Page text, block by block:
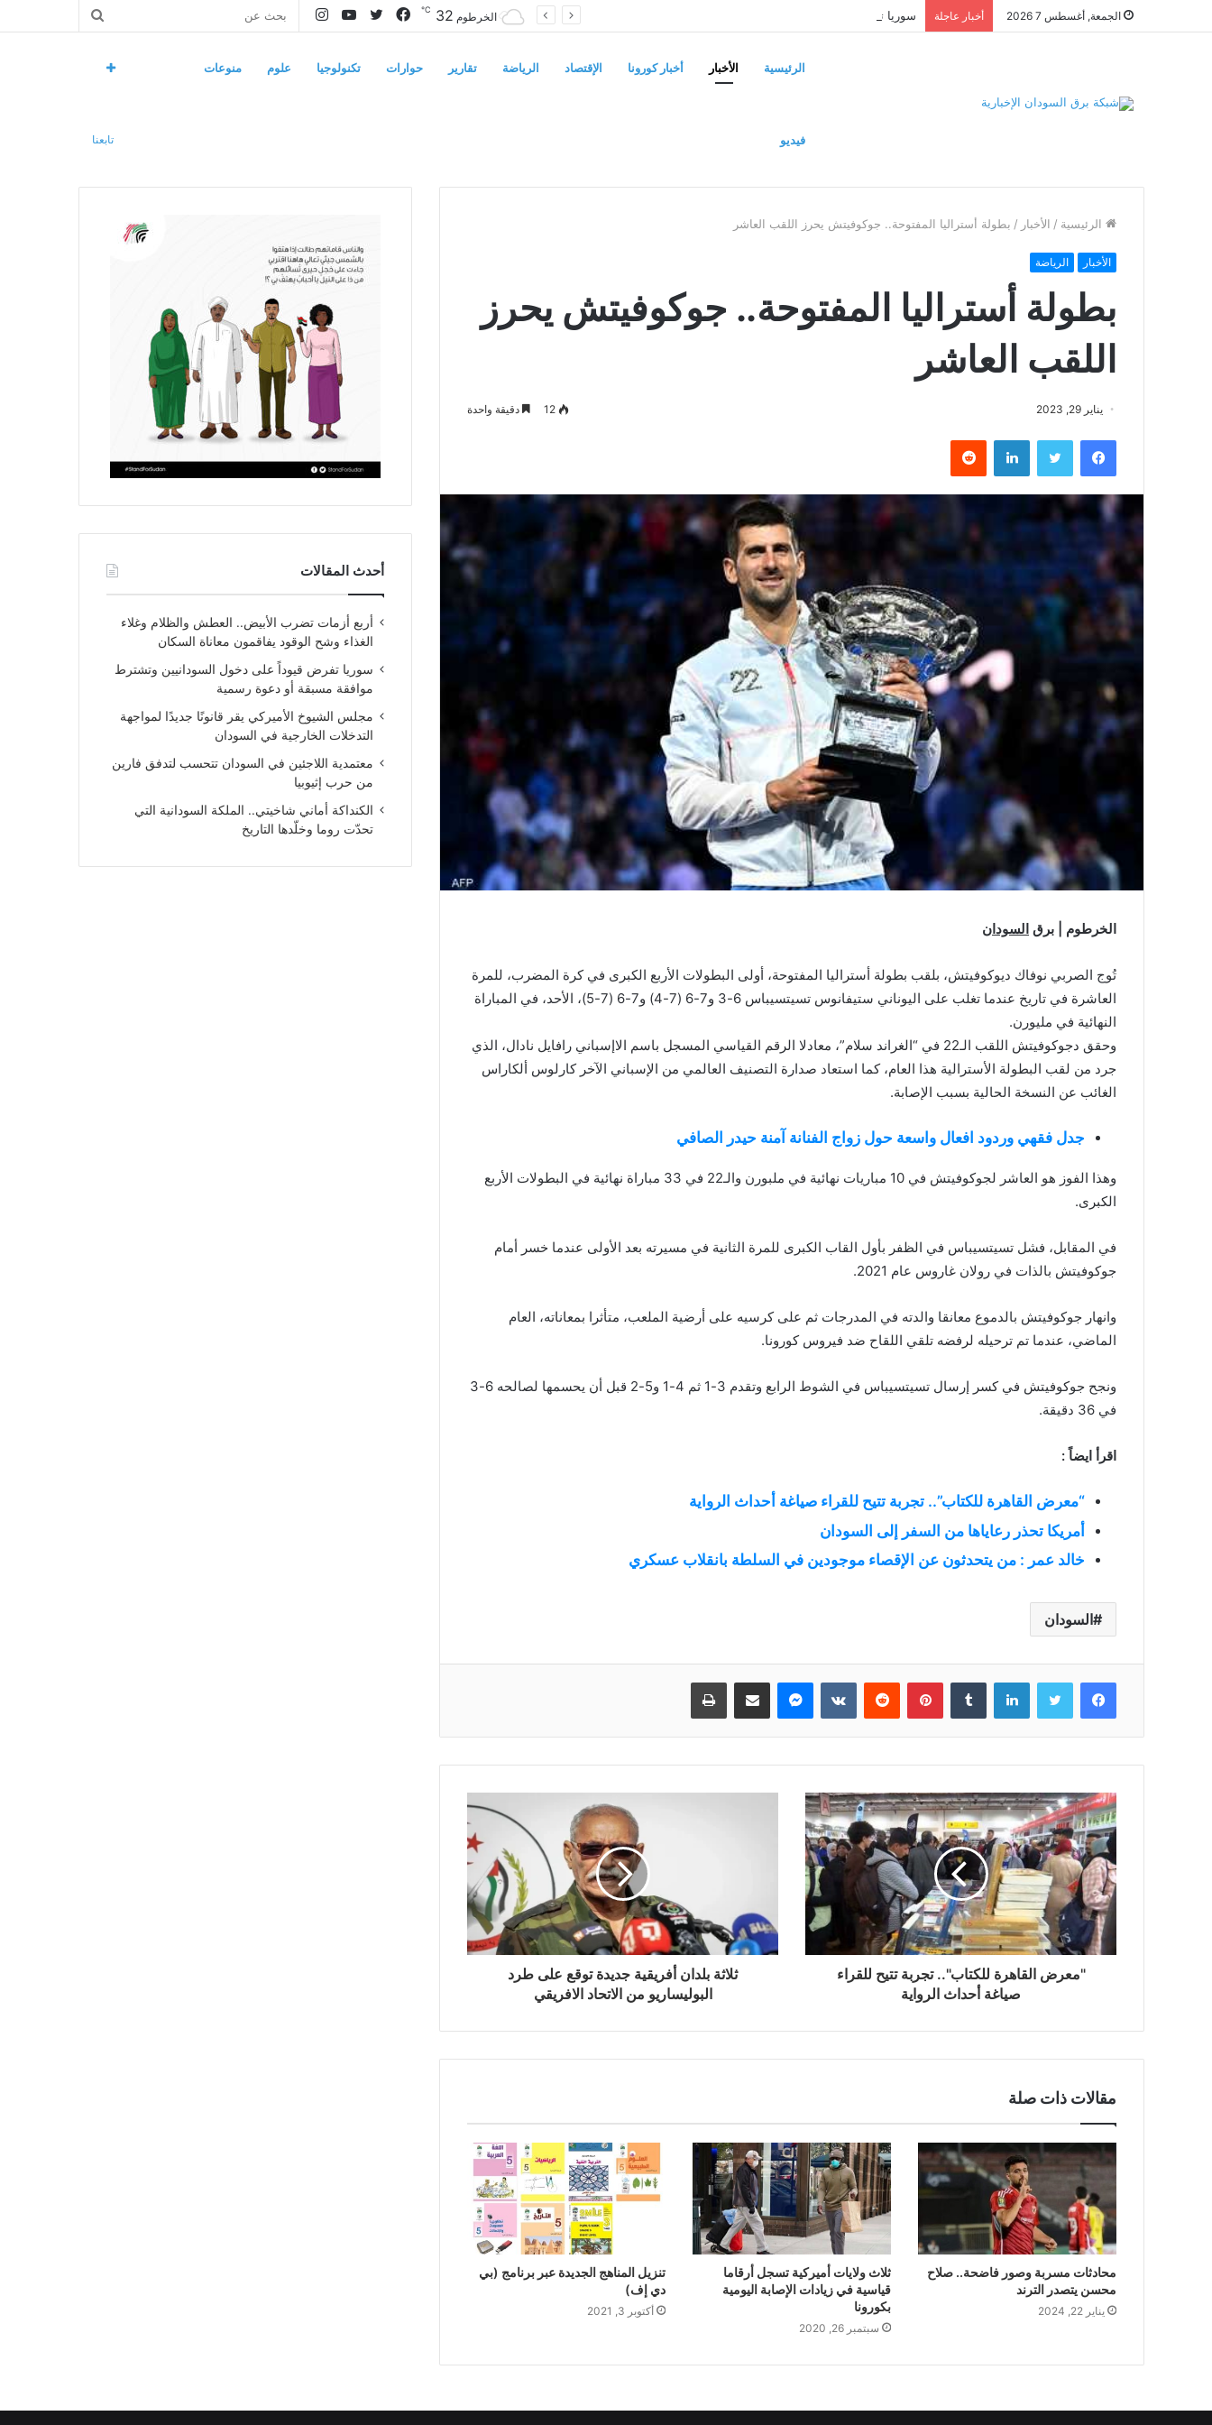
الجمعة, أغسطس 7 2026 أخبار عاجلة
بحث
انستقراميوتيوبتويتر
فيسبوك الخرطوم 32
℃
الرئيسية الأخبار أخبار كورونا الإقتصاد الرياضة تقارير حوارات تكنولوجيا علوم منوعات
فيديو تابعنا
الرئيسية / الأخبار / بطولة أستراليا المفتوحة.. جوكوفيتش يحرز اللقب العاشر
الأخبار الرياضة
بطولة أستراليا المفتوحة.. جوكوفيتش يحرز
اللقب العاشر
يناير 29, 2023 12 دقيقة واحدة
فيسبوك تويتر لينكدإن
الخرطوم | برق السودان
تُوج الصربي نوفاك ديوكوفيتش، بلقب بطولة أستراليا المفتوحة، أولى البطولات الأربع الكبرى في كرة المضرب، للمرة
العاشرة في تاريخ عندما تغلب على اليوناني ستيفانوس تسيتسيباس 6-3 و7-6 (7-4) و7-6 (7-5)، الأحد، في المباراة
النهائية في مليورن.
وحقق دجوكوفيتش اللقب الـ22 في “الغراند سلام”، معادلا الرقم القياسي المسجل باسم الاإسباني رافايل نادال، الذي
جرد من لقب البطولة الأسترالية هذا العام، كما استعاد صدارة التصنيف العالمي من الإسباني الآخر كارلوس ألكاراس
الغائب عن النسخة الحالية بسبب الإصابة.
جدل فقهي وردود افعال واسعة حول زواج الفنانة آمنة حيدر الصافي
وهذا الفوز هو العاشر لجوكوفيتش في 10 مباريات نهائية في ملبورن والـ22 في 33 مباراة نهائية في البطولات الأربع
الكبرى.
في المقابل، فشل تسيتسيباس في الظفر بأول القاب الكبرى للمرة الثانية في مسيرته بعد الأولى عندما خسر أمام
جوكوفيتش بالذات في رولان غاروس عام 2021.
وانهار جوكوفيتش بالدموع معانقا والدته في المدرجات ثم على كرسيه على أرضية الملعب، متأثرا بمعاناته، العام
الماضي، عندما تم ترحيله لرفضه تلقي اللقاح ضد فيروس كورونا.
ونجح جوكوفيتش في كسر إرسال تسيتسيباس في الشوط الرابع وتقدم 3-1 ثم 4-1 و5-2 قبل أن يحسمها لصالحه 6-3
في 36 دقيقة.
اقرأ ايضاً :
“معرض القاهرة للكتاب”.. تجربة تتيح للقراء صياغة أحداث الرواية
أمريكا تحذر رعاياها من السفر إلى السودان
خالد عمر : من يتحدثون عن الإقصاء موجودين في السلطة بانقلاب عسكري
السودان
فيسبوك تويتر لينكدإن بينتيريست ماسنجر مشاركة عبر البريد طباعة
"معرض القاهرة للكتاب".. تجربة تتيح للقراء
صياغة أحداث الرواية
ثلاثة بلدان أفريقية جديدة توقع على طرد
البوليساريو من الاتحاد الافريقي
مقالات ذات صلة
محادثات مسربة وصور فاضحة.. صلاح
محسن يتصدر الترند
يناير 22, 2024
ثلاث ولايات أميركية تسجل أرقاما
قياسية في زيادات الإصابة اليومية
بكورونا
سبتمبر 26, 2020
تنزيل المناهج الجديدة عبر برنامج (بي
دي إف)
أكتوبر 3, 2021
أحدث المقالات
أربع أزمات تضرب الأبيض.. العطش والظلام وغلاء
الغذاء وشح الوقود يفاقمون معاناة السكان
سوريا تفرض قيوداً على دخول السودانيين وتشترط
موافقة مسبقة أو دعوة رسمية
مجلس الشيوخ الأميركي يقر قانونًا جديدًا لمواجهة
التدخلات الخارجية في السودان
معتمدية اللاجئين في السودان تتحسب لتدفق فارين
من حرب إثيوبيا
الكنداكة أماني شاخيتي.. الملكة السودانية التي
تحدّت روما وخلّدها التاريخ